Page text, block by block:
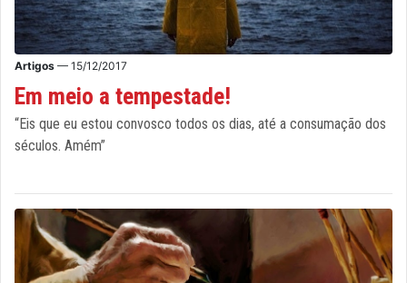
Artigos — 15/12/2017
Em meio a tempestade!
“Eis que eu estou convosco todos os dias, até a consumação dos
séculos. Amém”